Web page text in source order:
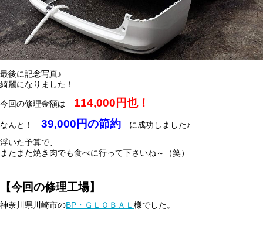
最後に記念写真♪
綺麗になりました！
今回の修理金額は 114,000 円也！
なんと！ 39,000 円の節約
に成功しました♪
浮いた予算で、
またまた焼き肉でも食べに行って下さいね～（笑）
【今回の修理工場】
神奈川県川崎市のBP・ＧＬＯＢＡＬ 様でした。